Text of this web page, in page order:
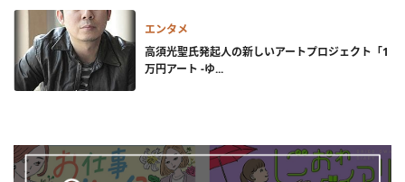
エンタメ
高須光聖氏発起人の新しいアートプロジェクト「1
万円アート -ゆ...